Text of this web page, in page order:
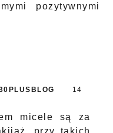
pozytywnymi
14
micele są za
przy takich